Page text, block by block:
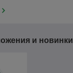
и новинки